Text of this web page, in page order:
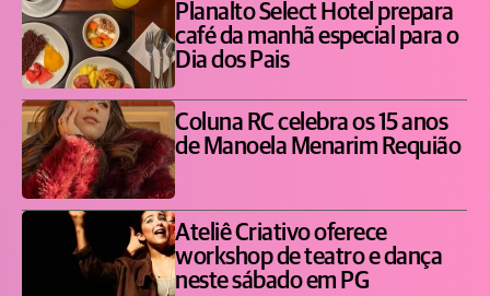
Planalto Select Hotel prepara
café da manhã especial para o
Dia dos Pais
Coluna RC celebra os 15 anos
de Manoela Menarim Requião
Ateliê Criativo oferece
workshop de teatro e dança
neste sábado em PG